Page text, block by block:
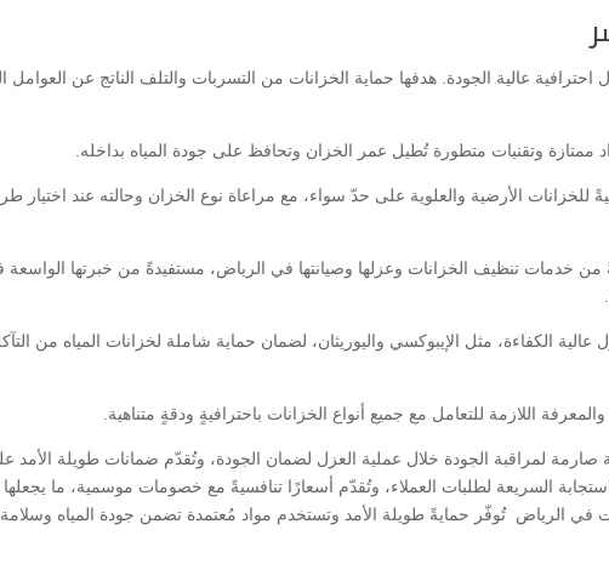
عالية الجودة. هدفها حماية الخزانات من التسربات والتلف الناتج عن العوامل
وتقنيات متطورة تُطيل عمر الخزان وتحافظ على جودة المياه بداخله.
للخزانات الأرضية والعلوية على حدّ سواء، مع مراعاة نوع الخزان وحالته عند اختيار
من خدمات تنظيف الخزانات وعزلها وصيانتها في الرياض، مستفيدةً من خبرتها الواسعة
الكفاءة، مثل الإيبوكسي واليوريثان، لضمان حماية شاملة لخزانات المياه من
اللازمة للتعامل مع جميع أنواع الخزانات باحترافيةٍ ودقةٍ متناهية.
صارمة لمراقبة الجودة خلال عملية العزل لضمان الجودة، وتُقدّم ضمانات طويلة الأمد
السريعة لطلبات العملاء، وتُقدّم أسعارًا تنافسيةً مع خصومات موسمية، ما يجعلها
الرياض تُوفّر حمايةً طويلة الأمد وتستخدم مواد مُعتمدة تضمن جودة المياه وسلامة